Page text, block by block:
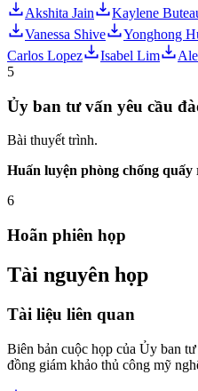
Akshita Jain Kaylene
Vanessa Shive
Yonghong
Carlos Lopez
Isabel Lim
5
Ủy ban tư vấn yêu cầu
Bài thuyết trình.
Huấn luyện phòng chống quấy
6
Hoãn phiên họp
Tài nguyên họp
Tài liệu liên quan
Biên bản cuộc họp của Ủy ban
đồng giám khảo thủ công mỹ